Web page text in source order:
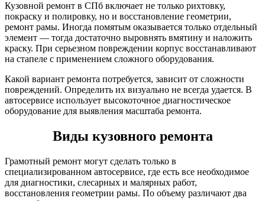
Кузовной ремонт в СПб включает не только рихтовку,
покраску и полировку, но и восстановление геометрии,
ремонт рамы. Иногда помятым оказывается только отдельный
элемент — тогда достаточно выровнять вмятину и наложить
краску. При серьезном повреждении корпус восстанавливают
на стапеле с применением сложного оборудования.
Какой вариант ремонта потребуется, зависит от сложности
повреждений. Определить их визуально не всегда удается. В
автосервисе использует высокоточное диагностическое
оборудование для выявления масштаба ремонта.
Виды кузовного ремонта
Грамотный ремонт могут сделать только в
специализированном автосервисе, где есть все необходимое
для диагностики, слесарных и малярных работ,
восстановления геометрии рамы. По объему различают два